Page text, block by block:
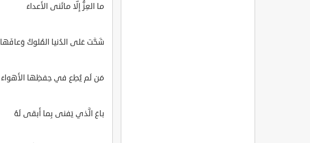
ما العِزُّ إِلّا ماثَنى الأَعداءَ
شَحَّت عَلى الدُنيا المُلوكُ وَعافَها
مَن لَم يُطِع في حِفظِها الأَهواءَ
باعَ الَّذي يَفنى بِما أَبقى لَهُ